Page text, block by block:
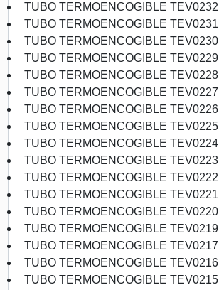
TUBO TERMOENCOGIBLE TEV0232
TUBO TERMOENCOGIBLE TEV0231
TUBO TERMOENCOGIBLE TEV0230
TUBO TERMOENCOGIBLE TEV0229
TUBO TERMOENCOGIBLE TEV0228
TUBO TERMOENCOGIBLE TEV0227
TUBO TERMOENCOGIBLE TEV0226
TUBO TERMOENCOGIBLE TEV0225
TUBO TERMOENCOGIBLE TEV0224
TUBO TERMOENCOGIBLE TEV0223
TUBO TERMOENCOGIBLE TEV0222
TUBO TERMOENCOGIBLE TEV0221
TUBO TERMOENCOGIBLE TEV0220
TUBO TERMOENCOGIBLE TEV0219
TUBO TERMOENCOGIBLE TEV0217
TUBO TERMOENCOGIBLE TEV0216
TUBO TERMOENCOGIBLE TEV0215